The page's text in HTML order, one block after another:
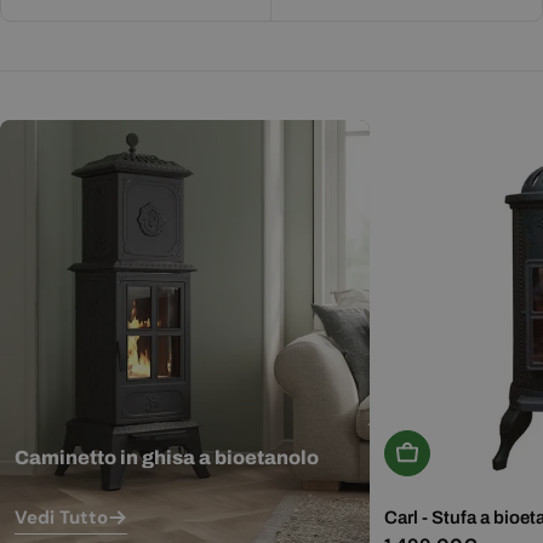
Caminetto in ghisa a bioetanolo
Vedi Tutto
Aggiungi Al
Carl - Stufa a